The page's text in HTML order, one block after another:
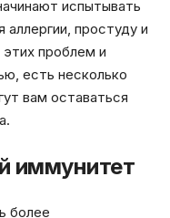
испытывать
простуду и
проблем и
есть несколько
вам оставаться
иммунитет
более